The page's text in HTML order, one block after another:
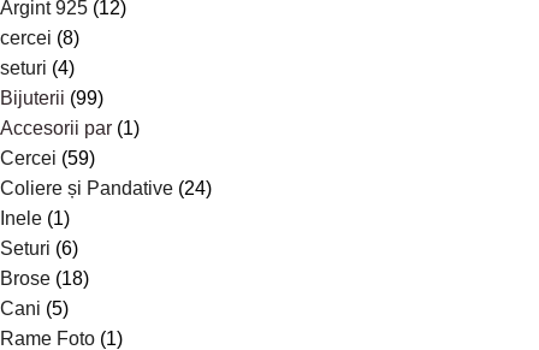
Argint 925 (12)
cercei (8)
seturi (4)
Bijuterii (99)
Accesorii par (1)
Cercei (59)
Coliere și Pandative (24)
Inele (1)
Seturi (6)
Brose (18)
Cani (5)
Rame Foto (1)